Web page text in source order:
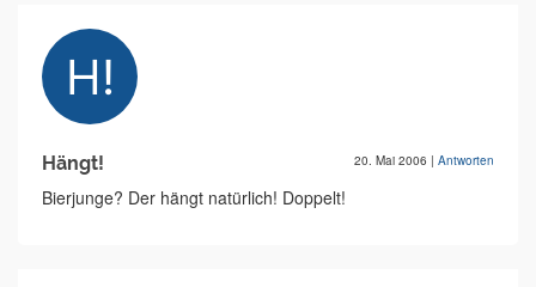
Hängt! 20. Mai 2006 | Antworten
Bierjunge? Der hängt natürlich! Doppelt!